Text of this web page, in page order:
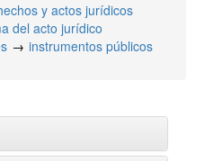
y actos jurídicos
del acto jurídico
instrumentos públicos